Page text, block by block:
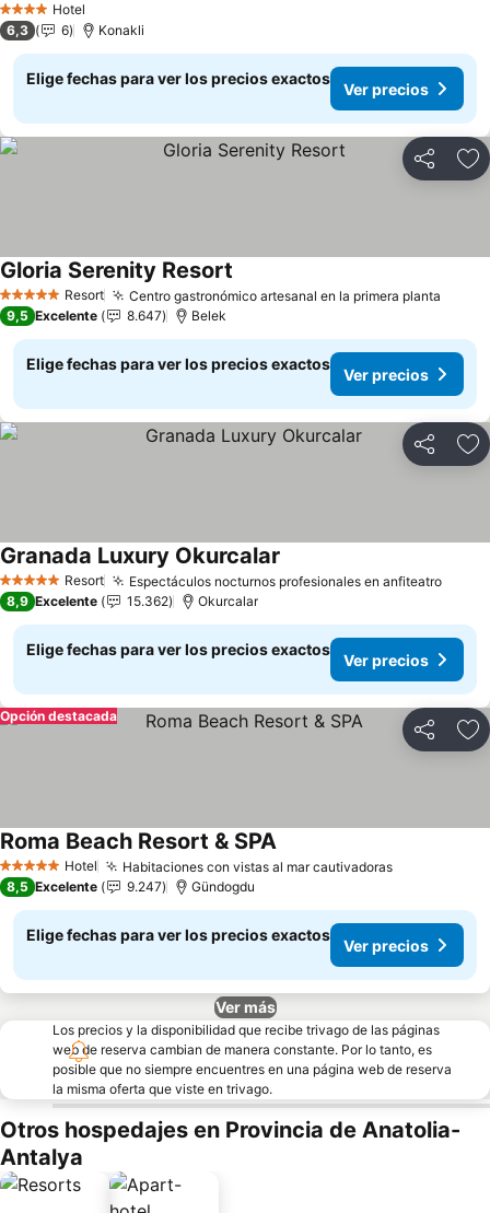
4 EstrellasHotel
6,3 6 Konakli
Elige fechas para ver los precios exactos
Ver precios
Compartir
5 Estrellas Resort Centro gastronómico artesanal en la primera planta
Gloria Serenity Resort
9,5 Excelente 8.647 Belek
Elige fechas para ver los precios exactos
Ver precios
Compartir
5 Estrellas Resort Espectáculos nocturnos profesionales en anfiteatroVer
Granada Luxury Okurcalar
8,9 Excelente 15.362 Okurcalar
Elige fechas para ver los precios exactos
Ver precios
Compartir
Opción destacada
5 Estrellas Hotel Habitaciones con vistas al mar cautivadorasVer precios
Roma Beach Resort & SPAVer precios
8,5 Excelente 9.247 Gündogdu
Elige fechas para ver los precios exactos
Ver precios
Ver más
Los precios y la disponibilidad que recibe trivago de las páginas
web de reserva cambian de manera constante. Por lo tanto, es
posible que no siempre encuentres en una página web de reserva
la misma oferta que viste en trivago.
Otros hospedajes en Provincia de Anatolia-
Antalya